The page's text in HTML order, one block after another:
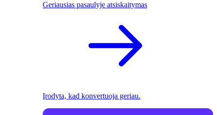
Geriausias pasaulyje atsiskaitymas
Įrodyta, kad konvertuoja geriau.